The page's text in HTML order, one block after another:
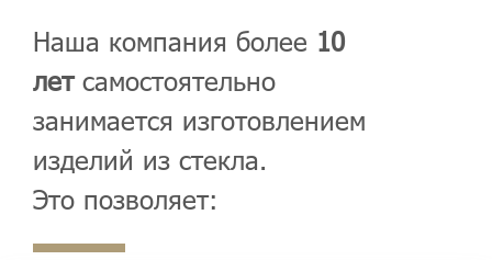
Наша компания более 10
летсамостоятельно
занимается изготовлением
изделий из стекла.
Это позволяет: